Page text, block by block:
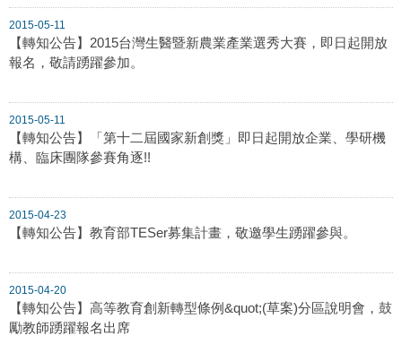
2015-05-11
【轉知公告】2015台灣生醫暨新農業產業選秀大賽，即日起開放
報名，敬請踴躍參加。
2015-05-11
【轉知公告】「第十二屆國家新創獎」即日起開放企業、學研機
構、臨床團隊參賽角逐!!
2015-04-23
【轉知公告】教育部TESer募集計畫，敬邀學生踴躍參與。
2015-04-20
【轉知公告】高等教育創新轉型條例&quot;(草案)分區說明會，鼓
勵教師踴躍報名出席